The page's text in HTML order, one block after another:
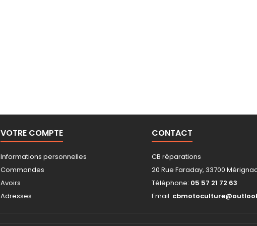
VOTRE COMPTE
Informations personnelles
Commandes
Avoirs
Adresses
CONTACT
CB réparations
20 Rue Faraday, 33700
Téléphone: 05 57 21 72 63
Email: